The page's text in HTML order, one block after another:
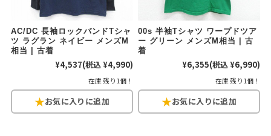
AC/DC 長袖ロックバンドTシャ
ツ ラグラン ネイビー メンズM
相当 | 古着
¥4,537(税込 ¥4,990)
在庫 残り1個！
00s 半袖Tシャツ ワープドツア
ー グリーン メンズM相当 | 古
着
¥6,355(税込 ¥6,990)
在庫 残り1個！